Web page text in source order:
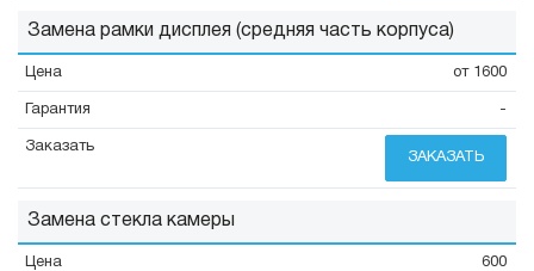
Замена рамки дисплея (средняя часть корпуса)
от 1600
-
ЗАКАЗАТЬ
Замена стекла камеры
600